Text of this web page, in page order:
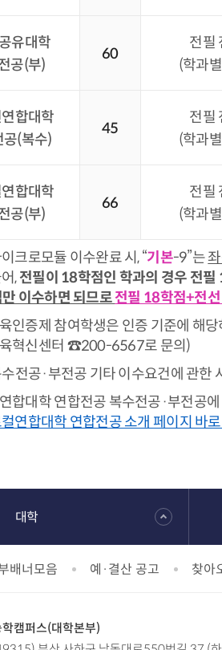
공유대학
공(부)
60
전필
(학과
합대학
공(복수)
45
전필
(학과
합대학
공(부)
66
전필
(학과
크로모듈 이수완료 시, “기본-9”는
,전필이 18학점인 학과의 경우 전
이수하면 되므로전필 18학점+전
인증제 참여학생은 인증 기준에 해
혁신센터 ☎200-6567로 문의)
전공·부전공 기타 이수요건에 관
합대학 연합전공 복수전공·부전공
연합대학 연합전공 소개 페이지 바로
배너모음 예·결산 공고 찾아
대학
캠퍼스(대학본부)